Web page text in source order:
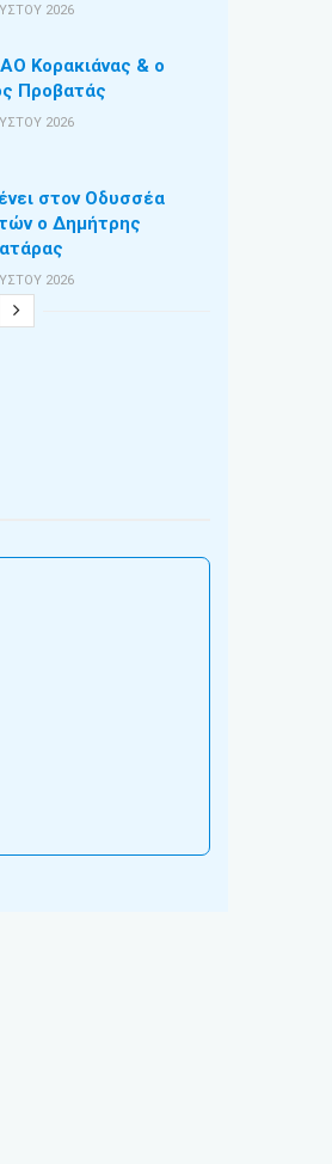
2026
Κορακιάνας & ο
Προβατάς
2026
στον Οδυσσέα
ο Δημήτρης
2026